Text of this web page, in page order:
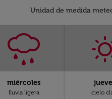
Unidad de medida
miércoles
lluvia ligera cielo